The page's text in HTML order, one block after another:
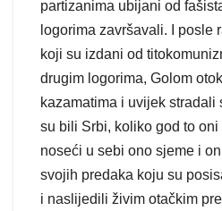
partizanima ubijani od
logorima završavali. I posle
koji su izdani od
drugim logorima, Golom
kazamatima i uvijek stradali
su bili Srbi, koliko god to
noseći u sebi ono sjeme i
svojih predaka koju su
i naslijedili živim otačkim